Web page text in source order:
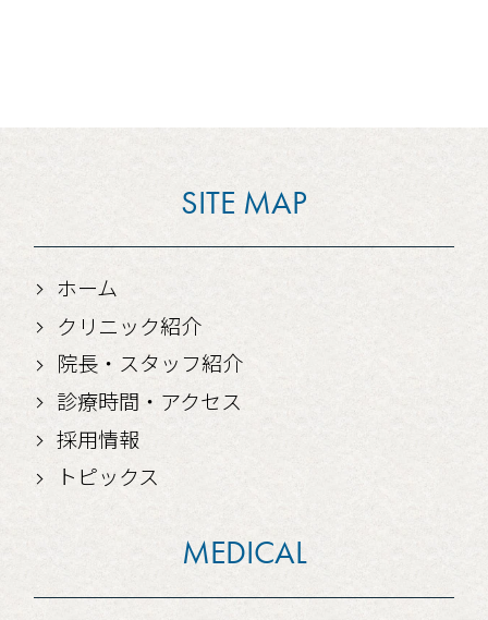
SITE MAP
ホーム
クリニック紹介
院長・スタッフ紹介
診療時間・アクセス
採用情報
トピックス
MEDICAL